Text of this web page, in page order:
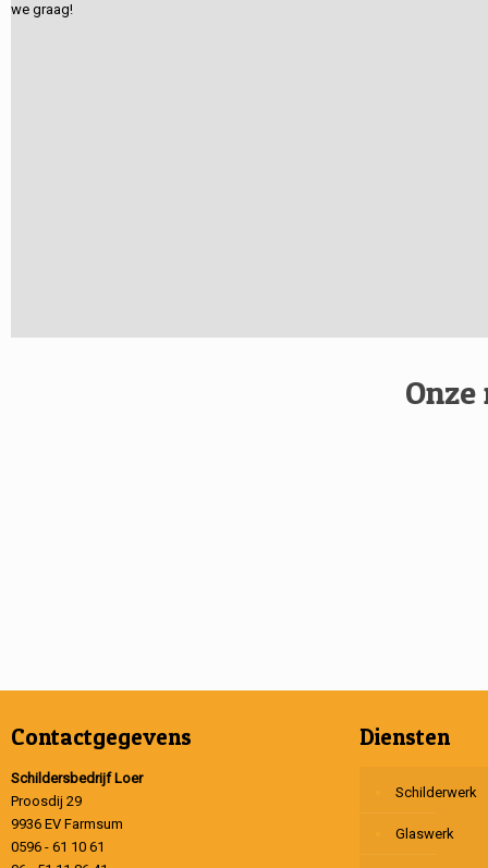
we graag!
Contactgegevens
Schildersbedrijf Loer
Proosdij 29
9936 EV Farmsum
0596 - 61 10 61
Diensten
Schilderwerk
Glaswerk